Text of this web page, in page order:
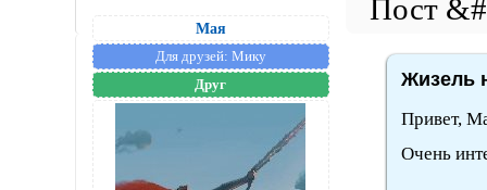
Мая
Для друзей: Мику
Друг
Жизель
Привет,
Очень